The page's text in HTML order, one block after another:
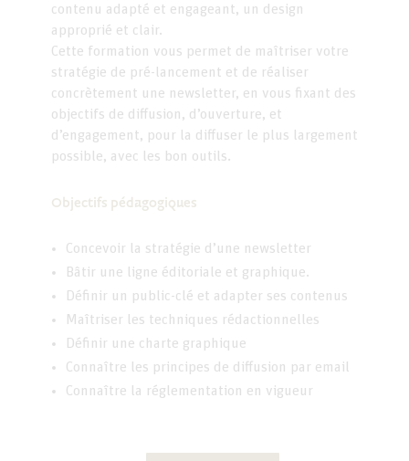
contenu adapté et engageant, un design
approprié et clair.
Cette formation vous permet de maîtriser votre
stratégie de pré-lancement et de réaliser
concrètement une newsletter, en vous fixant des
objectifs de diffusion, d’ouverture, et
d’engagement, pour la diffuser le plus largement
possible, avec les bon outils.
Objectifs pédagogiques
Concevoir la stratégie d’une newsletter
Bâtir une ligne éditoriale et graphique.
Définir un public-clé et adapter ses contenus
Maîtriser les techniques rédactionnelles
Définir une charte graphique
Connaître les principes de diffusion par email
Connaître la réglementation en vigueur